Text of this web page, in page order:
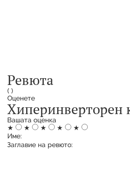
Ревюта
( )
Оценете
Хиперинверторен
Вашата оценка
★
★ ★ ★
★
Име:
Заглавие на ревюто: